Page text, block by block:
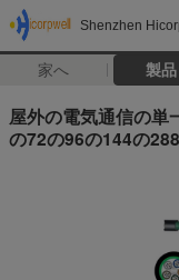
Shenzhen
家へ 製品
屋外の電気通信の単
の72の96の144の